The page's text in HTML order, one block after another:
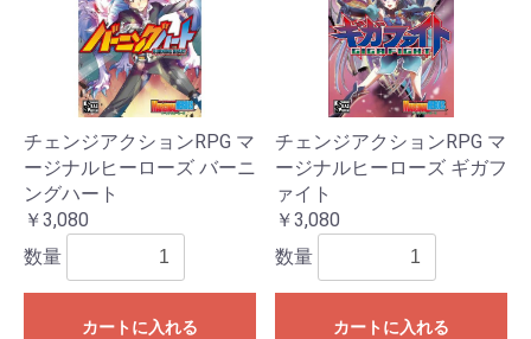
チェンジアクションRPG マ
ージナルヒーローズ バーニ
ングハート
￥3,080
数量
カートに入れる
チェンジアクションRPG マ
ージナルヒーローズ ギガフ
ァイト
￥3,080
数量
カートに入れる